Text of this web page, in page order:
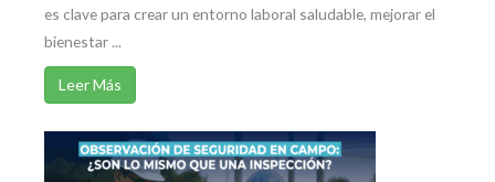
es clave para crear un entorno laboral saludable, mejorar el
bienestar ...
Leer Más